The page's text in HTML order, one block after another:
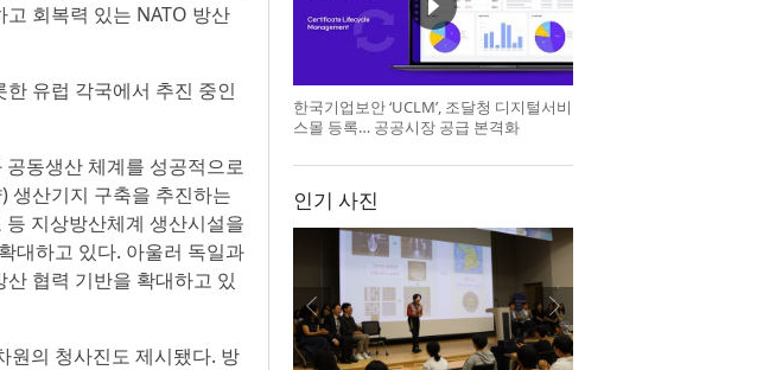
회복력 있는 NATO 방산
유럽 각국에서 추진 중인
동생산 체계를 성공적으로
생산기지 구축을 추진하는
지상방산체계 생산시설을
대하고 있다. 아울러 독일과
협력 기반을 확대하고 있
원의 청사진도 제시됐다. 방
한국기업보안 ‘UCLM’, 조달청 디지털서비
스몰 등록… 공공시장 공급 본격화
인기 사진